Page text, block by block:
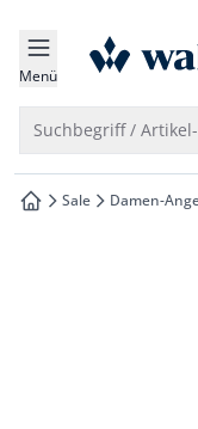
springen
springen
springen
springen
Menü
Suchbegriff /
zur Startseite
Sale Damen-